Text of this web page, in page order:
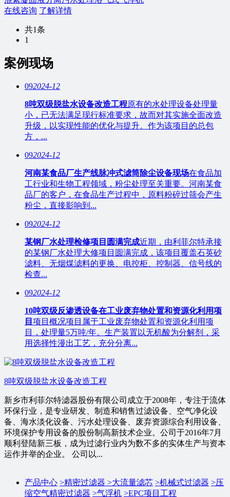
在线咨询 了解详情
共1条
1
案例现场
092024-12
8吨双级脱盐水设备改造工程原有的水处理设备处理量
小，已无法满足现行标准要求，故而对其实施全面改造
升级，以实现性能的优化与提升。作为该项目的总包
方，...
092024-12
河南某食品厂生产线脉冲式滤筒除尘设备现场在食品加
工行业和生物工程领域，粉尘处理至关重要。河南某食
品厂的客户，在食品生产过程中，原料粉碎过筛会产生
粉尘，直接影响到...
092024-12
某钢厂水处理检修项目圆满完成近期，由利菲尔特承接
的某钢厂水处理大修项目圆满完成，该项目覆盖石英砂
滤料、无烟煤滤料的更换、电控柜、控制器、信号线的
检查...
092024-12
10吨双级反渗透设备在工业废弃物处置和资源化利用项
目 项目概况项目属于工业废弃物处置和资源化利用项
目，处理量5万吨/年。生产装置以无机酸为分解剂，采
用选择性漫出工艺，充分分离...
8吨双级脱盐水设备改造工程
新乡市利菲尔特滤器股份有限公司成立于2008年，专注于流体
环保行业，是专业研发、制造和销售过滤设备、空气净化设
备、海水淡化设备、污水处理设备、废弃资源综合利用设备、
环境保护专用设备的股份制高新技术企业。公司于2016年7月
顺利登陆新三板，成为过滤行业内为数不多的实体生产与资本
运作并举的企业。 公司以...
产品中心 >精密过滤器 >大流量滤芯 >机械式过滤器 >压
缩空气精密过滤器 >气浮机 >EPC项目工程